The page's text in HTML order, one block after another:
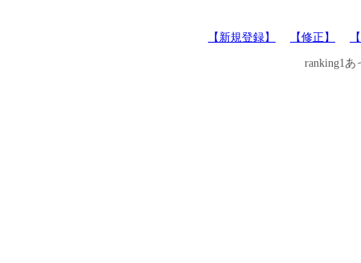
【新規登録】 【修正】
ranking1あ